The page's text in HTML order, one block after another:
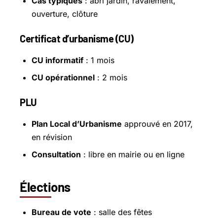
ouverture, clôture
Certificat d’urbanisme (CU)
CU informatif: 1 mois
CU opérationnel : 2 mois
PLU
Plan Local d’Urbanisme approuvé en 2017,
en révision
Consultation : libre en mairie ou en ligne
Élections
Bureau de vote : salle des fêtes